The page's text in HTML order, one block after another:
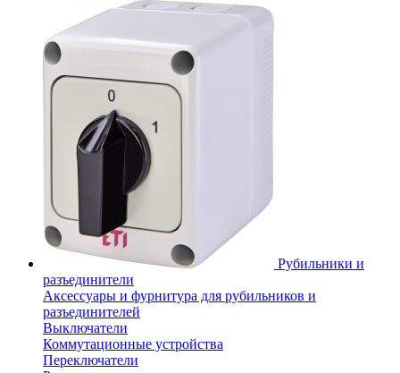
Рубильники и
разъединители
Аксессуары и фурнитура для рубильников и
разъединителей
Выключатели
Коммутационные устройства
Переключатели